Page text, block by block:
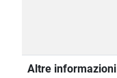
Altre informazioni